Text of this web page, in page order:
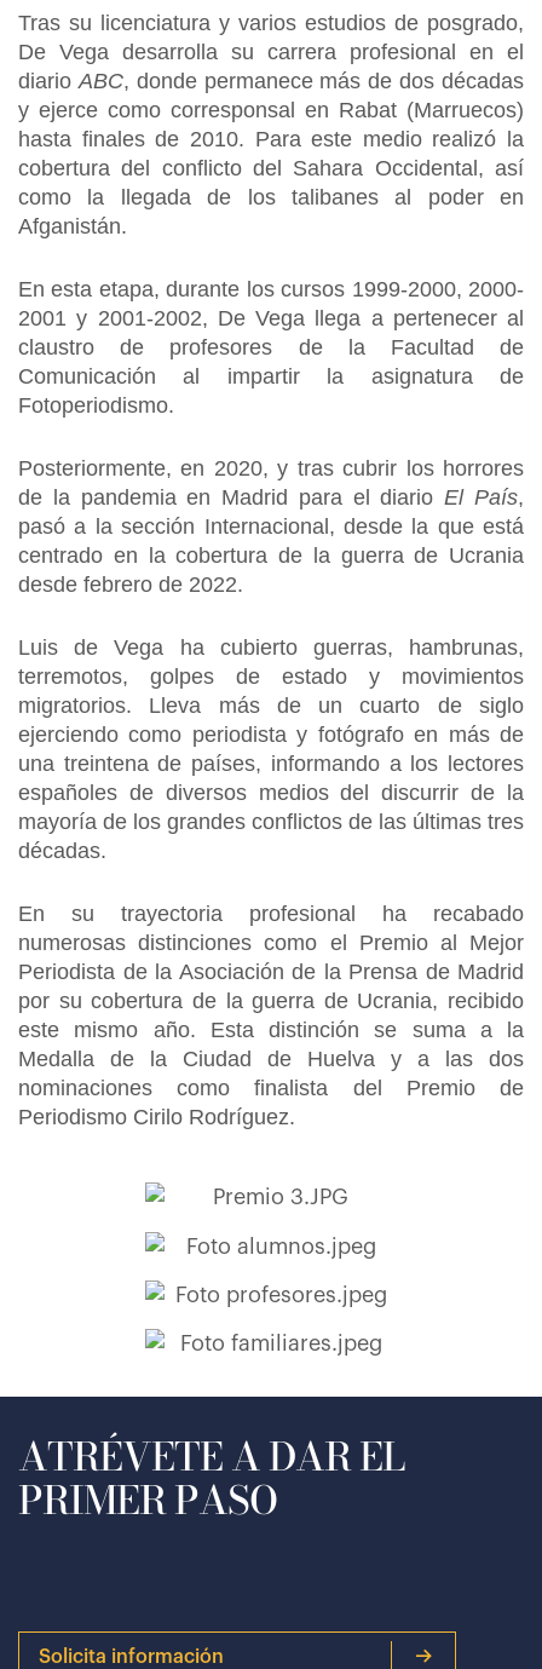
Tras su licenciatura y varios estudios de posgrado,
De Vega desarrolla su carrera profesional en el
diarioABC, donde permanece más de dos décadas
y ejerce como corresponsal en Rabat (Marruecos)
hasta finales de 2010. Para este medio realizó la
cobertura del conflicto del Sahara Occidental, así
como la llegada de los talibanes al poder en
Afganistán.
En esta etapa, durante los cursos 1999-2000, 2000-
2001 y 2001-2002, De Vega llega a pertenecer al
claustro de profesores de la Facultad de
Comunicación al impartir la asignatura de
Fotoperiodismo.
Posteriormente, en 2020, y tras cubrir los horrores
de la pandemia en Madrid para el diarioEl País,
pasó a la sección Internacional, desde la que está
centrado en la cobertura de la guerra de Ucrania
desde febrero de 2022.
Luis de Vega ha cubierto guerras, hambrunas,
terremotos, golpes de estado y movimientos
migratorios. Lleva más de un cuarto de siglo
ejerciendo como periodista y fotógrafo en más de
una treintena de países, informando a los lectores
españoles de diversos medios del discurrir de la
mayoría de los grandes conflictos de las últimas tres
décadas.
En su trayectoria profesional ha recabado
numerosas distinciones como el Premio al Mejor
Periodista de la Asociación de la Prensa de Madrid
por su cobertura de la guerra de Ucrania, recibido
este mismo año. Esta distinción se suma a la
Medalla de la Ciudad de Huelva y a las dos
nominaciones como finalista del Premio de
Periodismo Cirilo Rodríguez.
ATRÉVETE A DAR EL
PRIMER PASO
Solicita información